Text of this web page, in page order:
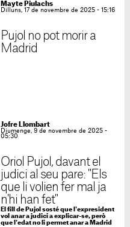
Mayte Piulachs
Dilluns, 17 de novembre de 2025 - 15:16
Pujol no pot morir a
Madrid
Jofre Llombart
Diumenge, 9 de novembre de 2025 -
05:30
Oriol Pujol, davant el
judici al seu pare: "Els
que li volien fer mal ja
n'hi han fet"
El fill de Pujol sosté que l'expresident
vol anar a judici a explicar-se, però
que l'edat no li permet anar a Madrid